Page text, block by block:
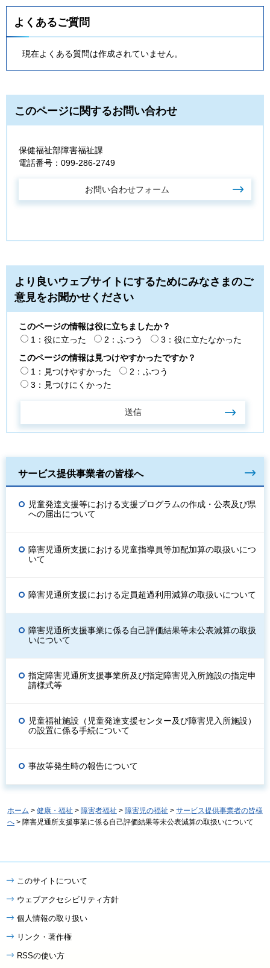
よくあるご質問
現在よくある質問は作成されていません。
このページに関するお問い合わせ
保健福祉部障害福祉課
電話番号：099-286-2749
より良いウェブサイトにするためにみなさまのご
意見をお聞かせください
このページの情報は役に立ちましたか？
1：役に立った
2：ふつう
3：役に立たなかった
このページの情報は見つけやすかったですか？
1：見つけやすかった
2：ふつう
3：見つけにくかった
サービス提供事業者の皆様へ
児童発達支援等における支援プログラムの作成・公表及び県
への届出について
障害児通所支援における児童指導員等加配加算の取扱いにつ
いて
障害児通所支援における定員超過利用減算の取扱いについて
障害児通所支援事業に係る自己評価結果等未公表減算の取扱
いについて
指定障害児通所支援事業所及び指定障害児入所施設の指定申
請様式等
児童福祉施設（児童発達支援センター及び障害児入所施設）
の設置に係る手続について
事故等発生時の報告について
ホーム > 健康・福祉 > 障害者福祉 > 障害児の福祉 > サービス提供事業者の皆様
へ > 障害児通所支援事業に係る自己評価結果等未公表減算の取扱いについて
このサイトについて
ウェブアクセシビリティ方針
個人情報の取り扱い
リンク・著作権
RSSの使い方